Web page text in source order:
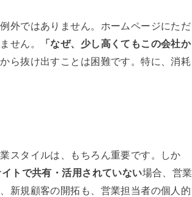
外ではありません。ホームページにただ
せん。
「なぜ、少し高くてもこの会社か
ら抜け出すことは困難です。特に、消耗
スタイルは、もちろん重要です。しか
トで共有・活用されていない場合、営業
新規顧客の開拓も、営業担当者の個人的